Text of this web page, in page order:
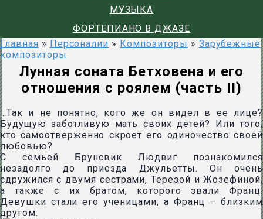
МУЗЫКА
ФОРТЕПИАНО В ДЖАЗЕ
Главная » Персоналии » Композиторы » Зарубежные
композиторы
Лунная соната Бетховена и его
отношения с роялем (часть II)
…Так и не понятно, кого же он видел в ее лице?
Будущую заботливую мать своих детей? Или того,
кто самоотверженно скроет его одиночество своей
любовью?
С семьей Брунсвик Людвиг познакомился
незадолго до приезда Джульетты. Он очень
сдружился с двумя сестрами, Терезой и Жозефиной,
а также с их братом, которого звали Франц.
Девушки стали его ученицами, а Франц – близким
другом.